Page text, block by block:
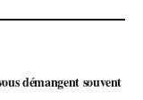
démangent souvent